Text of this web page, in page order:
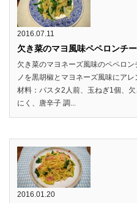
2016.07.11
欠き菜のマヨ風味ペペロンチ
欠き菜のマヨネーズ風味のペペロ
ノを黒胡椒とマヨネーズ風味に
材料：パスタ2人前、玉ねぎ1個、
にく、唐辛子 調...
2016.01.20